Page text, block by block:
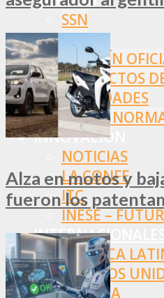
SSN
SRT
BOLETÍN
PROYECTOS
SOCIEDADES
OTRAS
INNOVACIÓN
NOTICIAS
LA CONFE
ITC
INESE –
INTERNACIONALES
AMÉRICA
ESTADOS
EUROPA
Alza en motos y
fueron los